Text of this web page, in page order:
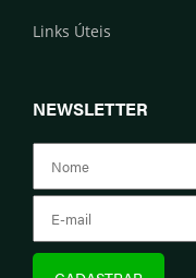
Links Úteis
NEWSLETTER